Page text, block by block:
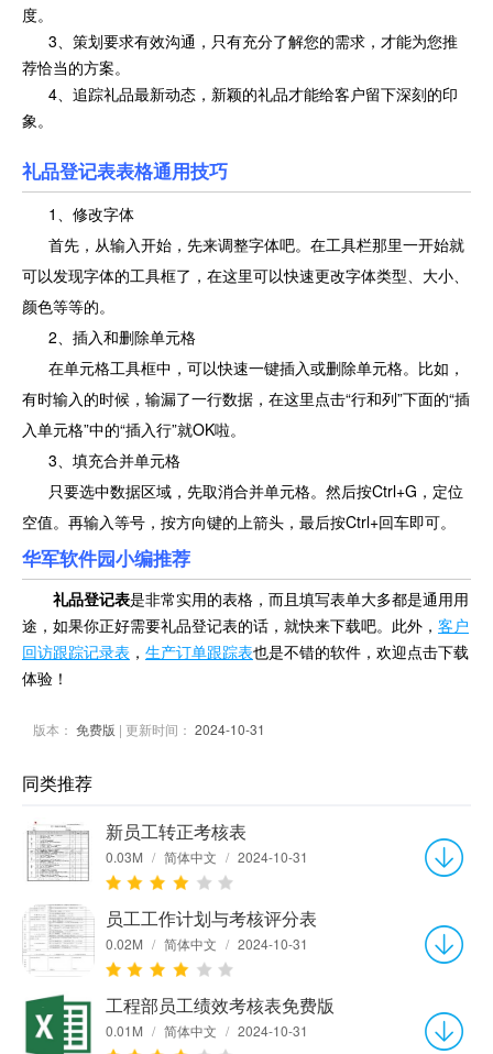
度。
3、策划要求有效沟通，只有充分了解您的需求，才能为您推
荐恰当的方案。
4、追踪礼品最新动态，新颖的礼品才能给客户留下深刻的印
象。
礼品登记表表格通用技巧
1、修改字体
首先，从输入开始，先来调整字体吧。在工具栏那里一开始就
可以发现字体的工具框了，在这里可以快速更改字体类型、大小、
颜色等等的。
2、插入和删除单元格
在单元格工具框中，可以快速一键插入或删除单元格。比如，
有时输入的时候，输漏了一行数据，在这里点击“行和列”下面的“插
入单元格”中的“插入行”就OK啦。
3、填充合并单元格
只要选中数据区域，先取消合并单元格。然后按Ctrl+G，定位
空值。再输入等号，按方向键的上箭头，最后按Ctrl+回车即可。
华军软件园小编推荐
礼品登记表是非常实用的表格，而且填写表单大多都是通用用
途，如果你正好需要礼品登记表的话，就快来下载吧。此外， 客户
回访跟踪记录表 ， 生产订单跟踪表也是不错的软件，欢迎点击下载
体验！
版本： 免费版 | 更新时间： 2024-10-31
同类推荐
新员工转正考核表
0.03M / 简体中文 / 2024-10-31
员工工作计划与考核评分表
0.02M / 简体中文 / 2024-10-31
工程部员工绩效考核表免费版
0.01M / 简体中文 / 2024-10-31